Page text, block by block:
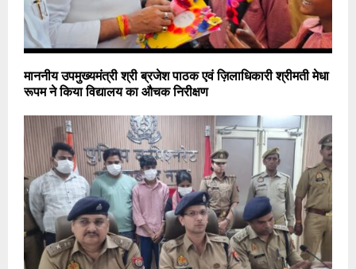
माननीय उपमुख्यमंत्री श्री ब्रजेश पाठक एवं ज़िलाधिकारी श्रीमती मेधा
रूपम ने किया विद्यालय का औचक निरीक्षण